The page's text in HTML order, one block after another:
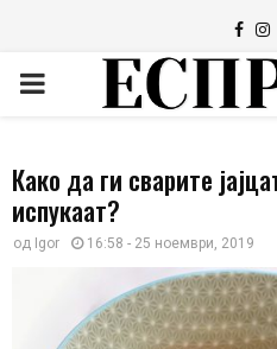
PRIMARY
Како да ги сварите
испукаат?
од Igor 16:58 - 25 ноември, 2019